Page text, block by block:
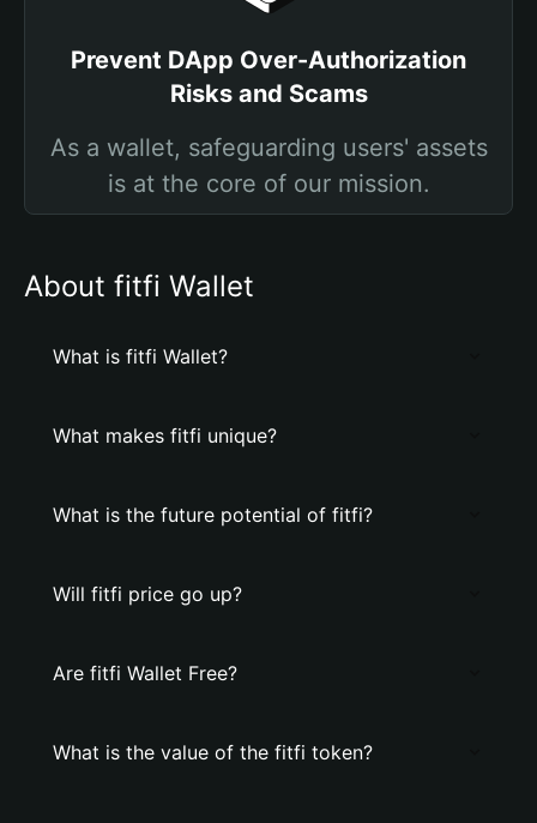
Prevent DApp Over-Authorization
Risks and Scams
As a wallet, safeguarding users' assets
is at the core of our mission.
About fitfi Wallet
What is fitfi Wallet?
What makes fitfi unique?
What is the future potential of fitfi?
Will fitfi price go up?
Are fitfi Wallet Free?
What is the value of the fitfi token?